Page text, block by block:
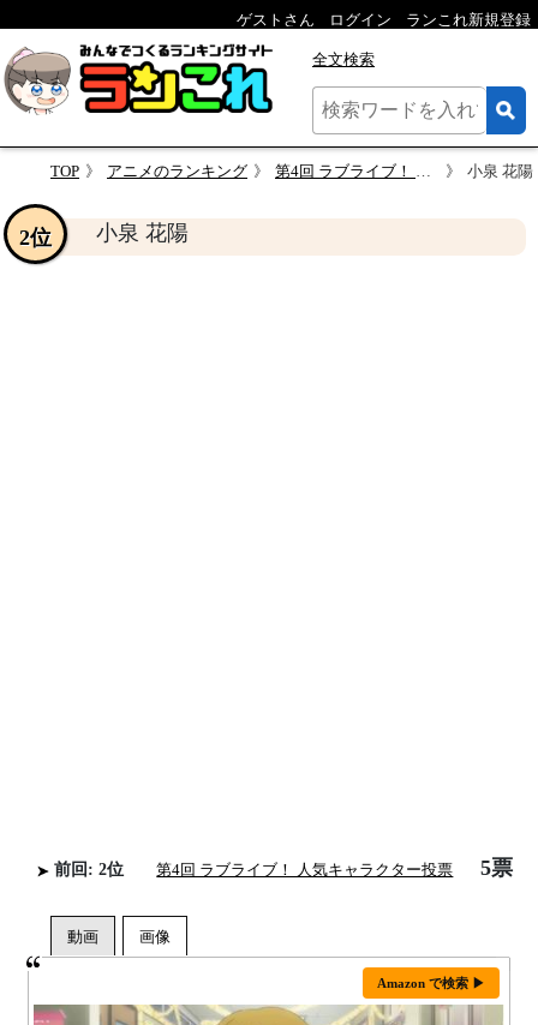
ゲストさん ログイン ランこれ新規登録
全文検索
TOP アニメのランキング 第4回 ラブライブ！ 人気キャラクター投票 小泉 花陽
小泉 花陽
2位
前回: 2位 第4回 ラブライブ！ 人気キャラクター投票 5票
Amazon で検索 ▶